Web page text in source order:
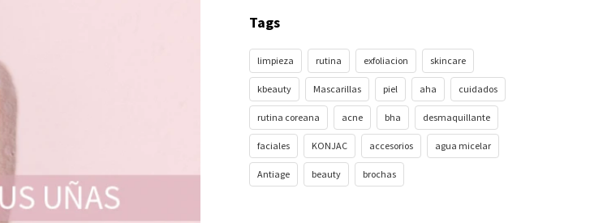
Tags
limpieza rutina exfoliacion skincare
kbeauty Mascarillas piel aha cuidados
rutina coreana acne bha desmaquillante
faciales KONJAC accesorios agua micelar
Antiage beauty brochas